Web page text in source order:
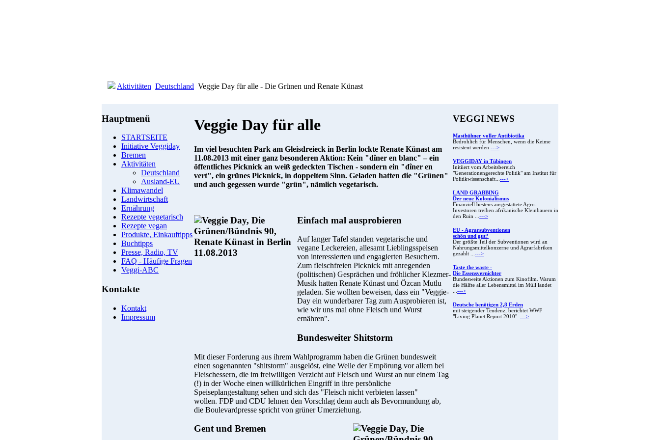
Aktivitäten Deutschland Veggie Day für alle - Die Grünen und Renate Künast
Hauptmenü
STARTSEITE
Initiative Veggiday
Bremen
Aktivitäten
Deutschland
Ausland-EU
Klimawandel
Landwirtschaft
Ernährung
Rezepte vegetarisch
Rezepte vegan
Produkte, Einkauftipps
Buchtipps
Presse, Radio, TV
FAQ - Häufige Fragen
Veggi-ABC
Kontakte
Kontakt
Impressum
Veggie Day für alle
Im viel besuchten Park am Gleisdreieck in Berlin lockte Renate Künast am
11.08.2013 mit einer ganz besonderen Aktion: Kein "dîner en blanc" – ein
öffentliches Picknick an weiß gedeckten Tischen - sondern ein "dîner en
vert", ein grünes Picknick, in doppeltem Sinn. Geladen hatten die "Grünen"
und auch gegessen wurde "grün", nämlich vegetarisch.
Einfach mal ausprobieren
Auf langer Tafel standen vegetarische und
vegane Leckereien, allesamt Lieblingsspeisen
von interessierten und engagierten Besuchern.
Zum fleischfreien Picknick mit anregenden
(politischen) Gesprächen und fröhlicher Klezmer-
Musik hatten Renate Künast und Özcan Mutlu
geladen. Sie wollten beweisen, dass ein "Veggie-
Day ein wunderbarer Tag zum Ausprobieren ist,
wie wir uns mal ohne Fleisch und Wurst
ernähren".
Bundesweiter Shitstorm
Mit dieser Forderung aus ihrem Wahlprogramm haben die Grünen bundesweit
einen sogenannten "shitstorm" ausgelöst, eine Welle der Empörung vor allem bei
Fleischessern, die im freiwilligen Verzicht auf Fleisch und Wurst an nur einem Tag
(!) in der Woche einen willkürlichen Eingriff in ihre persönliche
Speiseplangestaltung sehen und sich das "Fleisch nicht verbieten lassen"
wollen. FDP und CDU lehnen den Vorschlag denn auch als Bevormundung ab,
die Boulevardpresse spricht von grüner Umerziehung.
Gent und Bremen
VEGGI NEWS
Masthühner voller Antibiotika
Bedrohlich für Menschen, wenn die Keime
resistent werden --->
VEGGIDAY in Tübingen
Initiiert vom Arbeitsbereich
"Generationengerechte Politik" am Institut für
Politikwissenschaft...--->
LAND GRABBING
Der neue Kolonialismus
Finanziell bestens ausgestattete Agro-
Investoren treiben afrikanische Kleinbauern in
den Ruin ...--->
EU - Agrarsubventionen
schön und gut?
Der größte Teil der Subventionen wird an
Nahrungsmittelkonzerne und Agrarfabriken
gezahlt ...--->
Taste the waste -
Die Essensvernichter
Bundesweite Aktionen zum Kinofilm. Warum
die Hälfte aller Lebensmittel im Müll landet
...--->
Deutsche benötigen 2,8 Erden
mit steigender Tendenz, berichtet WWF
"Living Planet Report 2010" --->